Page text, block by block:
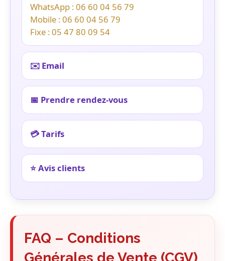
WhatsApp : 06 60 04 56 79
Mobile : 06 60 04 56 79
Fixe : 05 47 80 09 54
✉️ Email
📅 Prendre rendez-vous
💳 Tarifs
⭐ Avis clients
FAQ – Conditions
Générales de Vente (CGV)